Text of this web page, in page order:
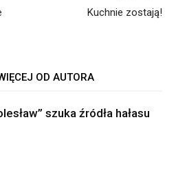
Kuchnie zostają!
OD AUTORA
szuka źródła hałasu